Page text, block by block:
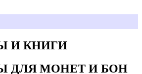
И КНИГИ
ДЛЯ МОНЕТ И БОН